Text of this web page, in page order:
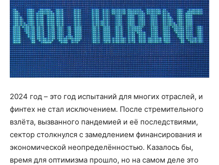
2024 год – это год испытаний для многих отраслей, и
финтех не стал исключением. После стремительного
взлёта, вызванного пандемией и её последствиями,
сектор столкнулся с замедлением финансирования и
экономической неопределённостью. Казалось бы,
время для оптимизма прошло, но на самом деле это